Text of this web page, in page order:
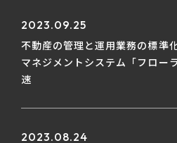
2023.09.25
不動産の管理と運用業務の標準
マネジメントシステム「フロー
速
2023.08.24